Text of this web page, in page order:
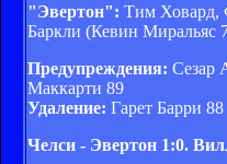
"Эвертон": Тим Ховард,
Баркли (Кевин Миральяс
Предупреждения: Сезар
Маккарти 89
Удаление: Гарет Барри 88
Челси - Эвертон 1:0.